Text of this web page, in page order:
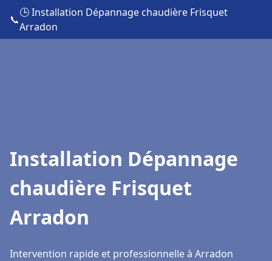
📞
🕒 Installation Dépannage chaudière Frisquet
Arradon
Installation Dépannage
chaudière Frisquet
Arradon
Intervention rapide et professionnelle à Arradon